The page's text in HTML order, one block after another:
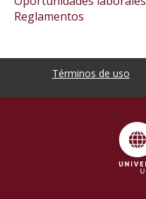
Reglamentos
Términos de uso